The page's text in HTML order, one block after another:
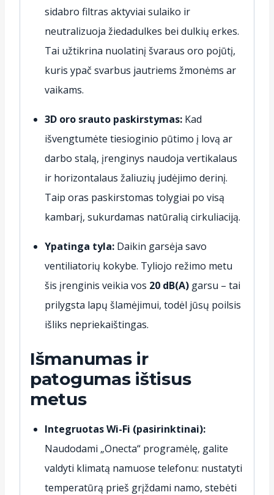
sidabro filtras aktyviai sulaiko ir
neutralizuoja žiedadulkes bei dulkių erkes.
Tai užtikrina nuolatinį švaraus oro pojūtį,
kuris ypač svarbus jautriems žmonėms ar
vaikams.
3D oro srauto paskirstymas: Kad
išvengtumėte tiesioginio pūtimo į lovą ar
darbo stalą, įrenginys naudoja vertikalaus
ir horizontalaus žaliuzių judėjimo derinį.
Taip oras paskirstomas tolygiai po visą
kambarį, sukurdamas natūralią cirkuliaciją.
Ypatinga tyla: Daikin garsėja savo
ventiliatorių kokybe. Tyliojo režimo metu
šis įrenginis veikia vos 20 dB(A) garsu – tai
prilygsta lapų šlamėjimui, todėl jūsų poilsis
išliks nepriekaištingas.
Išmanumas ir
patogumas ištisus
metus
Integruotas Wi-Fi (pasirinktinai):
Naudodami „Onecta“ programėlę, galite
valdyti klimatą namuose telefonu: nustatyti
temperatūrą prieš grįždami namo, stebėti